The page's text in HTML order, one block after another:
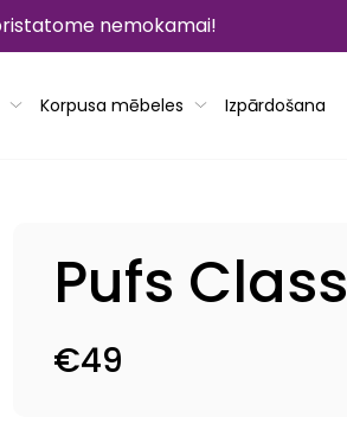
nemokamai!
Korpusa mēbeles Izpārdošana
Pufs Class
€49